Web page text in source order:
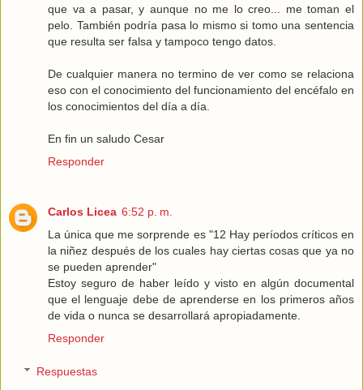
que va a pasar, y aunque no me lo creo... me toman el
pelo. También podría pasa lo mismo si tomo una sentencia
que resulta ser falsa y tampoco tengo datos.
De cualquier manera no termino de ver como se relaciona
eso con el conocimiento del funcionamiento del encéfalo en
los conocimientos del día a día.
En fin un saludo Cesar
Responder
Carlos Licea 6:52 p. m.
La única que me sorprende es "12 Hay períodos críticos en
la niñez después de los cuales hay ciertas cosas que ya no
se pueden aprender"
Estoy seguro de haber leído y visto en algún documental
que el lenguaje debe de aprenderse en los primeros años
de vida o nunca se desarrollará apropiadamente.
Responder
Respuestas